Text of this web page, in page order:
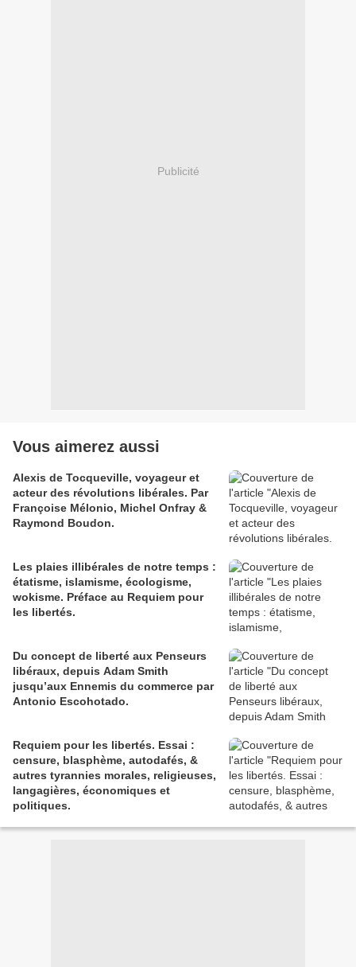
Publicité
Vous aimerez aussi
Alexis de Tocqueville, voyageur et
acteur des révolutions libérales. Par
Françoise Mélonio, Michel Onfray &
Raymond Boudon.
Les plaies illibérales de notre temps :
étatisme, islamisme, écologisme,
wokisme. Préface au Requiem pour
les libertés.
Du concept de liberté aux Penseurs
libéraux, depuis Adam Smith
jusqu’aux Ennemis du commerce par
Antonio Escohotado.
Requiem pour les libertés. Essai :
censure, blasphème, autodafés, &
autres tyrannies morales, religieuses,
langagières, économiques et
politiques.